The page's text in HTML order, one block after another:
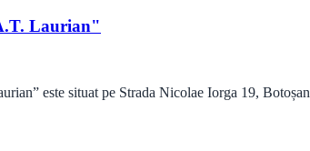
Laurian"
este situat pe Strada Nicolae Iorga 19,